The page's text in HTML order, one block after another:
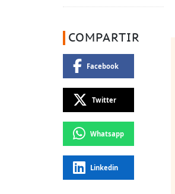
COMPARTIR
Facebook
Twitter
Whatsapp
Linkedin